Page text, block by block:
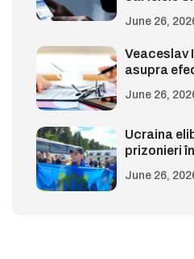
June 26,
Veaceslav
asupra
June 26,
Ucraina
prizonieri
June 26,